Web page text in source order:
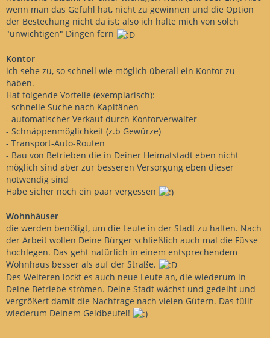
wenn man das Gefühl hat, nicht zu gewinnen und die Option
der Bestechung nicht da ist; also ich halte mich von solch
"unwichtigen" Dingen fern
Kontor
ich sehe zu, so schnell wie möglich überall ein Kontor zu
haben.
Hat folgende Vorteile (exemplarisch):
- schnelle Suche nach Kapitänen
- automatischer Verkauf durch Kontorverwalter
- Schnäppenmöglichkeit (z.b Gewürze)
- Transport-Auto-Routen
- Bau von Betrieben die in Deiner Heimatstadt eben nicht
möglich sind aber zur besseren Versorgung eben dieser
notwendig sind
Habe sicher noch ein paar vergessen
Wohnhäuser
die werden benötigt, um die Leute in der Stadt zu halten. Nach
der Arbeit wollen Deine Bürger schließlich auch mal die Füsse
hochlegen. Das geht natürlich in einem entsprechendem
Wohnhaus besser als auf der Straße.
Des Weiteren lockt es auch neue Leute an, die wiederum in
Deine Betriebe strömen. Deine Stadt wächst und gedeiht und
vergrößert damit die Nachfrage nach vielen Gütern. Das füllt
wiederum Deinem Geldbeutel!